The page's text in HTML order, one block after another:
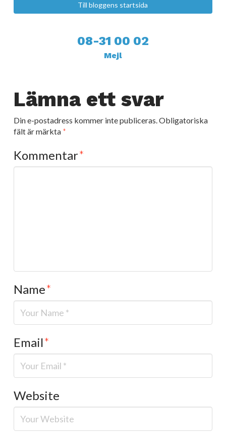
Till bloggens startsida
08-31 00 02
Mejl
Lämna ett svar
Din e-postadress kommer inte publiceras. Obligatoriska
fält är märkta *
Kommentar*
Name*
Email*
Website